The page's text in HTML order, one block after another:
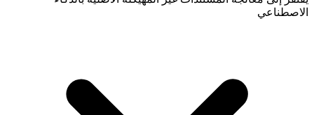
الاصطناعي